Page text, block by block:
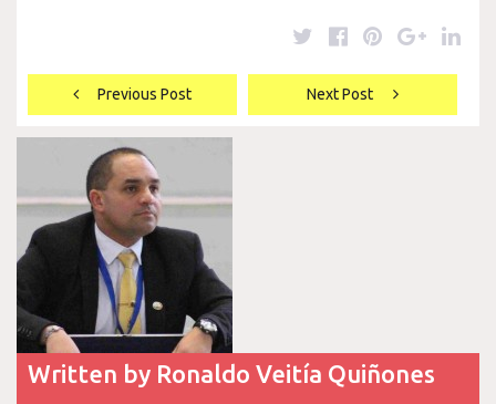
Navegación
de
entradas
Previous Post Next Post
Twitter
Facebook
Pinterest
Written by Ronaldo Veitía Quiñones